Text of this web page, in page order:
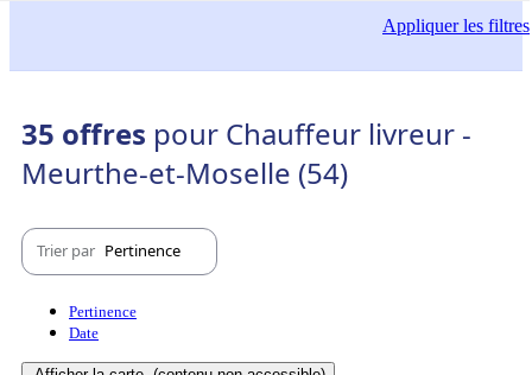
Appliquerles filtres
35 offres pour Chauffeur livreur -
Meurthe-et-Moselle (54)
Trier par Pertinence
Pertinence
Date